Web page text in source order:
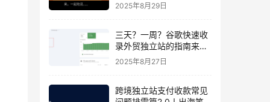
2025年8月29日
三天？一周？谷歌快速收
录外贸独立站的指南来
了！丨出海笔记
2025年8月27日
跨境独立站支付收款常见